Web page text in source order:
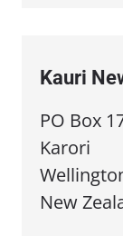
Kauri
PO Box
Karori
New